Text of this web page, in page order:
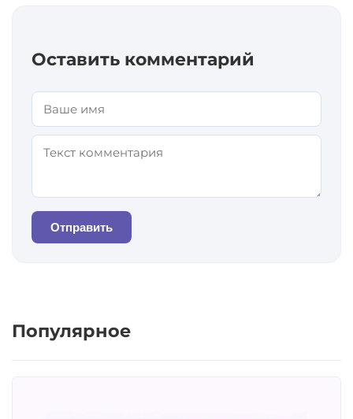
Оставить комментарий
Отправить
Популярное